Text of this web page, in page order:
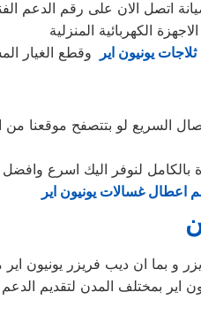
اتصل الان على رقم الدعم
الكهربائية المنزلية
يونيون اير
السريع لو بتتصفح موقعنا من
لنوفر اليك اسرع
اعطال غسالات يونيون اير
و بما ان ديب فريزر يونيون اير
بمختلف المدن لتقديم الدعم